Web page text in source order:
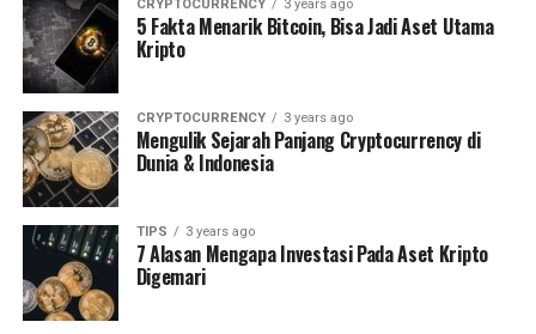
CRYPTOCURRENCY 3 years ago
5 Fakta Menarik Bitcoin, Bisa Jadi Aset Utama
Kripto
CRYPTOCURRENCY 3 years ago
Mengulik Sejarah Panjang Cryptocurrency di
Dunia & Indonesia
TIPS 3 years ago
7 Alasan Mengapa Investasi Pada Aset Kripto
Digemari